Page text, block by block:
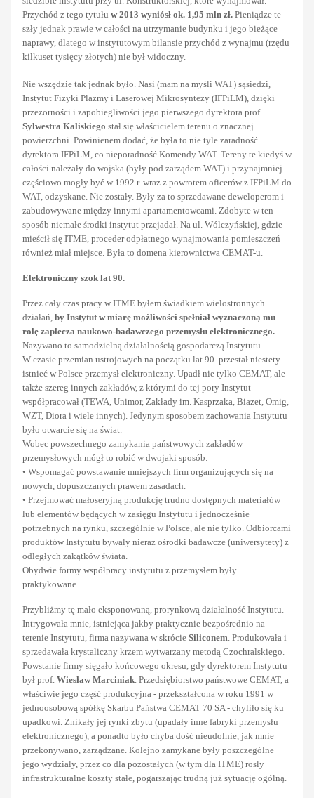
Przychód z tego tytułu w 2013 wyniósł ok. 1,95 mln zł. Pieniądze te
szły jednak prawie w całości na utrzymanie budynku i jego bieżące
naprawy, dlatego w instytutowym bilansie przychód z wynajmu (rzędu
kilkuset tysięcy złotych) nie był widoczny.
Nie wszędzie tak jednak było. Nasi (mam na myśli WAT) sąsiedzi,
Instytut Fizyki Plazmy i Laserowej Mikrosyntezy (IFPiLM), dzięki
przezorności i zapobiegliwości jego pierwszego dyrektora prof.
Sylwestra Kaliskiego stał się właścicielem terenu o znacznej
powierzchni. Powinienem dodać, że była to nie tyle zaradność
dyrektora IFPiLM, co nieporadność Komendy WAT. Tereny te kiedyś w
całości należały do wojska (były pod zarządem WAT) i przynajmniej
częściowo mogły być w 1992 r. wraz z powrotem oficerów z IFPiLM do
WAT, odzyskane. Nie zostały. Były za to sprzedawane deweloperom i
zabudowywane między innymi apartamentowcami. Zdobyte w ten
sposób niemałe środki instytut przejadał. Na ul. Wólczyńskiej, gdzie
mieścił się ITME, proceder odpłatnego wynajmowania pomieszczeń
również miał miejsce. Była to domena kierownictwa CEMAT-u.
Elektroniczny szok lat 90.
Przez cały czas pracy w ITME byłem świadkiem wielostronnych
działań, by Instytut w miarę możliwości spełniał wyznaczoną mu
rolę zaplecza naukowo-badawczego przemysłu elektronicznego.
Nazywano to samodzielną działalnością gospodarczą Instytutu.
W czasie przemian ustrojowych na początku lat 90. przestał niestety
istnieć w Polsce przemysł elektroniczny. Upadł nie tylko CEMAT, ale
także szereg innych zakładów, z którymi do tej pory Instytut
współpracował (TEWA, Unimor, Zakłady im. Kasprzaka, Biazet, Omig,
WZT, Diora i wiele innych). Jedynym sposobem zachowania Instytutu
było otwarcie się na świat.
Wobec powszechnego zamykania państwowych zakładów
przemysłowych mógł to robić w dwojaki sposób:
• Wspomagać powstawanie mniejszych firm organizujących się na
nowych, dopuszczanych prawem zasadach.
• Przejmować małoseryjną produkcję trudno dostępnych materiałów
lub elementów będących w zasięgu Instytutu i jednocześnie
potrzebnych na rynku, szczególnie w Polsce, ale nie tylko. Odbiorcami
produktów Instytutu bywały nieraz ośrodki badawcze (uniwersytety) z
odległych zakątków świata.
Obydwie formy współpracy instytutu z przemysłem były
praktykowane.
Przybliżmy tę mało eksponowaną, prorynkową działalność Instytutu.
Intrygowała mnie, istniejąca jakby praktycznie bezpośrednio na
terenie Instytutu, firma nazywana w skrócie Siliconem. Produkowała i
sprzedawała krystaliczny krzem wytwarzany metodą Czochralskiego.
Powstanie firmy sięgało końcowego okresu, gdy dyrektorem Instytutu
był prof. Wiesław Marciniak. Przedsiębiorstwo państwowe CEMAT, a
właściwie jego część produkcyjna - przekształcona w roku 1991 w
jednoosobową spółkę Skarbu Państwa CEMAT 70 SA - chyliło się ku
upadkowi. Znikały jej rynki zbytu (upadały inne fabryki przemysłu
elektronicznego), a ponadto było chyba dość nieudolnie, jak mnie
przekonywano, zarządzane. Kolejno zamykane były poszczególne
jego wydziały, przez co dla pozostałych (w tym dla ITME) rosły
infrastrukturalne koszty stałe, pogarszając trudną już sytuację ogólną.